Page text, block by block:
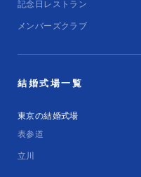
記念日レストラン
メンバーズクラブ
結婚式場一覧
東京の結婚式場
表参道
立川